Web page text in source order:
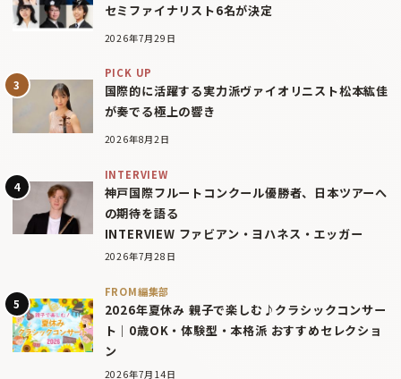
セミファイナリスト6名が決定
2026年7月29日
PICK UP
国際的に活躍する実力派ヴァイオリニスト松本紘佳
が奏でる極上の響き
2026年8月2日
INTERVIEW
神戸国際フルートコンクール優勝者、日本ツアーへ
の期待を語る
INTERVIEW ファビアン・ヨハネス・エッガー
2026年7月28日
FROM編集部
2026年夏休み 親子で楽しむ♪クラシックコンサー
ト｜0歳OK・体験型・本格派 おすすめセレクショ
ン
2026年7月14日